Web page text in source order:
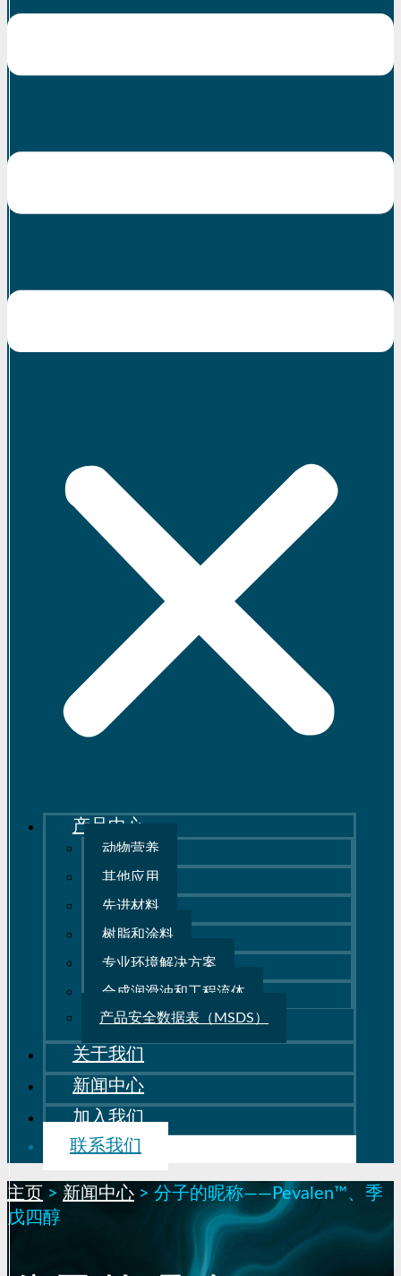
产品中心
动物营养
其他应用
先进材料
树脂和涂料
专业环境解决方案
合成润滑油和工程流体
产品安全数据表（MSDS）
关于我们
新闻中心
加入我们
联系我们
主页 > 新闻中心 > 分子的昵称——Pevalen™、季
戊四醇